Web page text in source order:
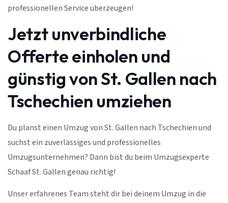
professionellen Service überzeugen!
Jetzt unverbindliche
Offerte einholen und
günstig von St. Gallen nach
Tschechien umziehen
Du planst einen Umzug von St. Gallen nach Tschechien und
suchst ein zuverlässiges und professionelles
Umzugsunternehmen? Dann bist du beim Umzugsexperte
Schaaf St. Gallen genau richtig!
Unser erfahrenes Team steht dir bei deinem Umzug in die